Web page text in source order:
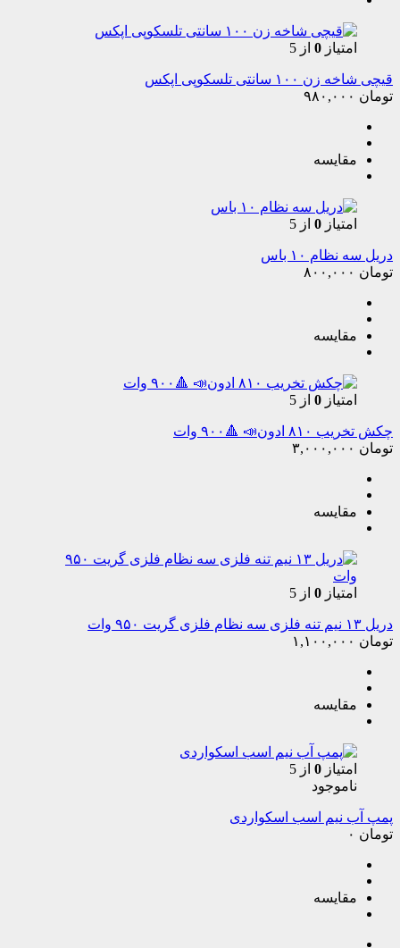
امتیاز 0 از 5
قیچی شاخه زن ۱۰۰ سانتی تلسکوپی اپکس
تومان
مقایسه
امتیاز 0 از 5
دریل سه نظام ۱۰ باس
تومان
مقایسه
امتیاز 0 از 5
چکش تخریب ۸۱۰ ادون📣 🔺۹۰۰ وات
تومان
مقایسه
امتیاز 0 از 5
دریل ۱۳ نیم تنه فلزی سه نظام فلزی گریت ۹۵۰ وات
تومان
مقایسه
امتیاز 0 از 5
ناموجود
پمپ آب نیم اسب اسکواردی
تومان
مقایسه